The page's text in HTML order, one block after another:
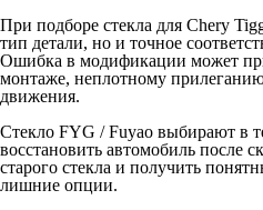
При подборе стекла для Chery
тип детали, но и точное
Ошибка в модификации может
монтаже, неплотному
движения.
Стекло FYG / Fuyao выбирают в
восстановить автомобиль после
старого стекла и получить
лишние опции.